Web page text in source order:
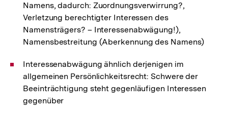
Namens, dadurch: Zuordnungsverwirrung?,
Verletzung berechtigter Interessen des
Namensträgers? – Interessenabwägung!),
Namensbestreitung (Aberkennung des Namens)
Interessenabwägung ähnlich derjenigen im
allgemeinen Persönlichkeitsrecht: Schwere der
Beeinträchtigung steht gegenläufigen Interessen
gegenüber